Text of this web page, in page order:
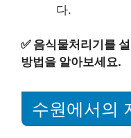
다.
✅ 음식물처리기를
방법을 알아보세요.
수원에서의